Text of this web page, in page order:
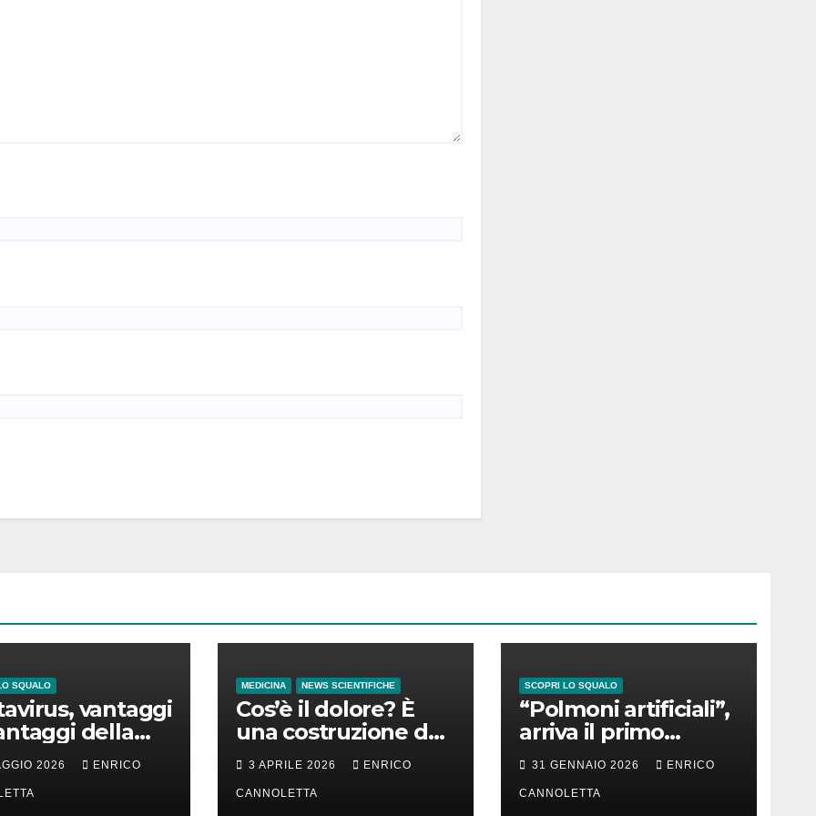
SQUALO
vantaggi
della
incubazione
2026 ENRICO
MEDICINA NEWS SCIENTIFICHE
Cos’è il dolore? È
una costruzione del
cervello
3 APRILE 2026 ENRICO
CANNOLETTA
SCOPRI LO SQUALO
“Polmoni artificiali”,
arriva il primo
successo
31 GENNAIO 2026 ENRICO
CANNOLETTA